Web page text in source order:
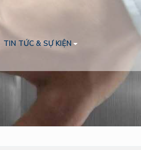
TIN TỨC & SỰ KIỆN